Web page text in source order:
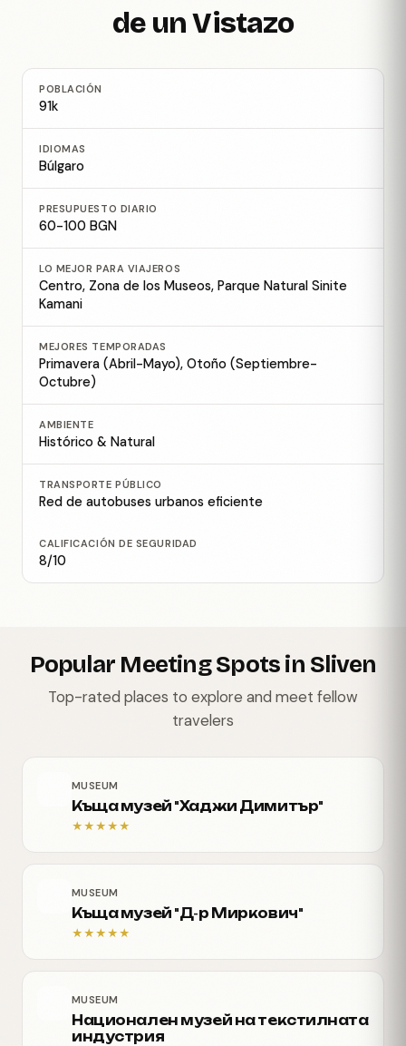
de un Vistazo
POBLACIÓN
91k
IDIOMAS
Búlgaro
PRESUPUESTO DIARIO
60-100 BGN
LO MEJOR PARA VIAJEROS
Centro, Zona de los Museos, Parque Natural Sinite
Kamani
MEJORES TEMPORADAS
Primavera (Abril-Mayo), Otoño (Septiembre-
Octubre)
AMBIENTE
Histórico & Natural
TRANSPORTE PÚBLICO
Red de autobuses urbanos eficiente
CALIFICACIÓN DE SEGURIDAD
8/10
Popular Meeting Spots in Sliven
Top-rated places to explore and meet fellow
travelers
MUSEUM
Къща музей "Хаджи Димитър"
★★★★★
MUSEUM
Къща музей "Д-р Миркович"
★★★★★
MUSEUM
Национален музей на текстилната
индустрия